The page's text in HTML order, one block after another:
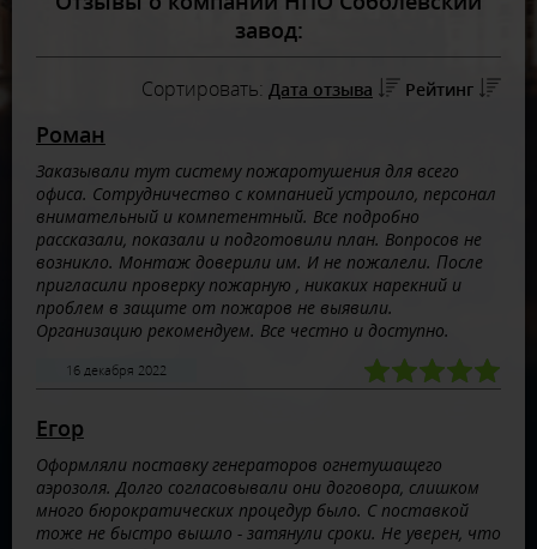
завод:
Сортировать: Дата отзыва Рейтинг
Роман
Заказывали тут систему пожаротушения для всего
офиса. Сотрудничество с компанией устроило, персонал
внимательный и компетентный. Все подробно
рассказали, показали и подготовили план. Вопросов не
возникло. Монтаж доверили им. И не пожалели. После
пригласили проверку пожарную , никаких нарекний и
проблем в защите от пожаров не выявили.
Организацию рекомендуем. Все честно и доступно.
16 декабря 2022
Егор
Оформляли поставку генераторов огнетушащего
аэрозоля. Долго согласовывали они договора, слишком
много бюрократических процедур было. С поставкой
тоже не быстро вышло - затянули сроки. Не уверен, что